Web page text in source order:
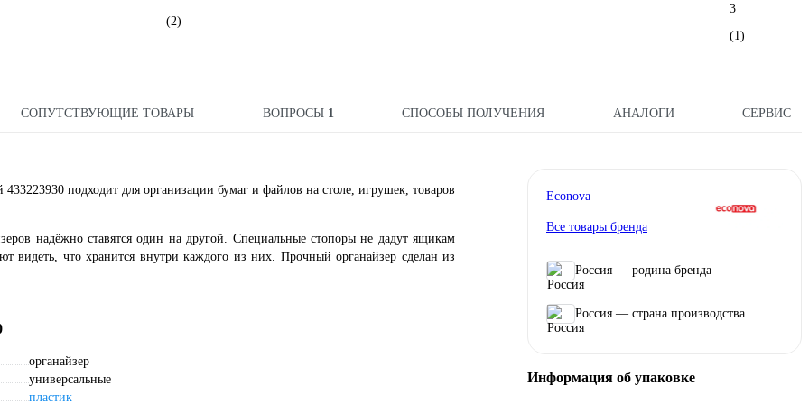
(2)
3
(1)
СОПУТСТВУЮЩИЕ ТОВАРЫ ВОПРОСЫ 1 СПОСОБЫ ПОЛУЧЕНИЯ АНАЛОГИ СЕРВИС
подходит для организации бумаг и файлов на столе, игрушек, товаров
надёжно ставятся один на другой. Специальные стопоры не дадут ящикам
видеть, что хранится внутри каждого из них. Прочный органайзер сделан из
органайзер
универсальные
пластик
Econova
Все товары бренда
Россия — родина бренда
Россия — страна производства
Информация об упаковке